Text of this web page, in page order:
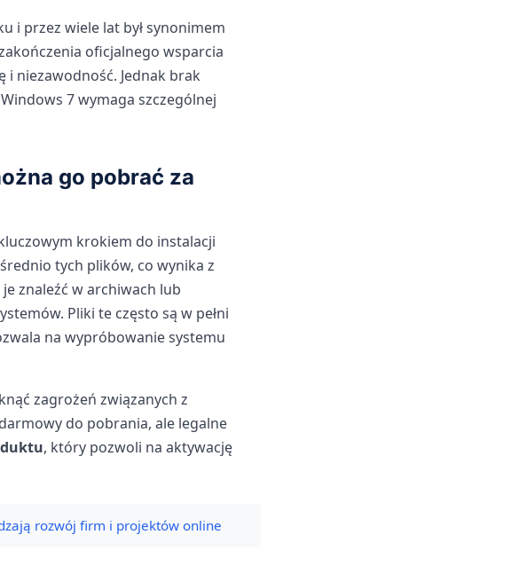
i przez wiele lat był synonimem
oficjalnego wsparcia
niezawodność. Jednak brak
7 wymaga szczególnej
go pobrać za
krokiem do instalacji
tych plików, co wynika z
znaleźć w archiwach lub
Pliki te często są w pełni
na wypróbowanie systemu
zagrożeń związanych z
do pobrania, ale legalne
, który pozwoli na aktywację
rozwój firm i projektów online